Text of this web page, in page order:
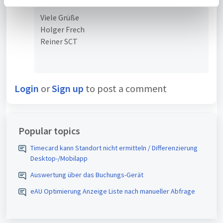
a
Viele Grüße
Holger Frech
Reiner SCT
Login orSign up to post a comment
Popular topics
Timecard kann Standort nicht ermitteln / Differenzierung
Desktop-/Mobilapp
Auswertung über das Buchungs-Gerät
eAU Optimierung Anzeige Liste nach manueller Abfrage